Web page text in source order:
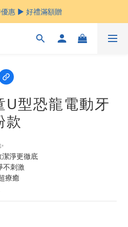
惠 ▶︎ 好禮滿額贈
惠 ▶︎ 好禮滿額贈
免運 立即下單 ▶︎
惠 ▶︎ 好禮滿額贈
U型恐龍電動牙
款
潔淨更徹底
不刺激
療癒